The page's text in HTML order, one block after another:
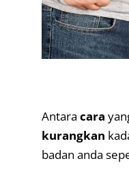
Antara cara
kurangkan
badan anda